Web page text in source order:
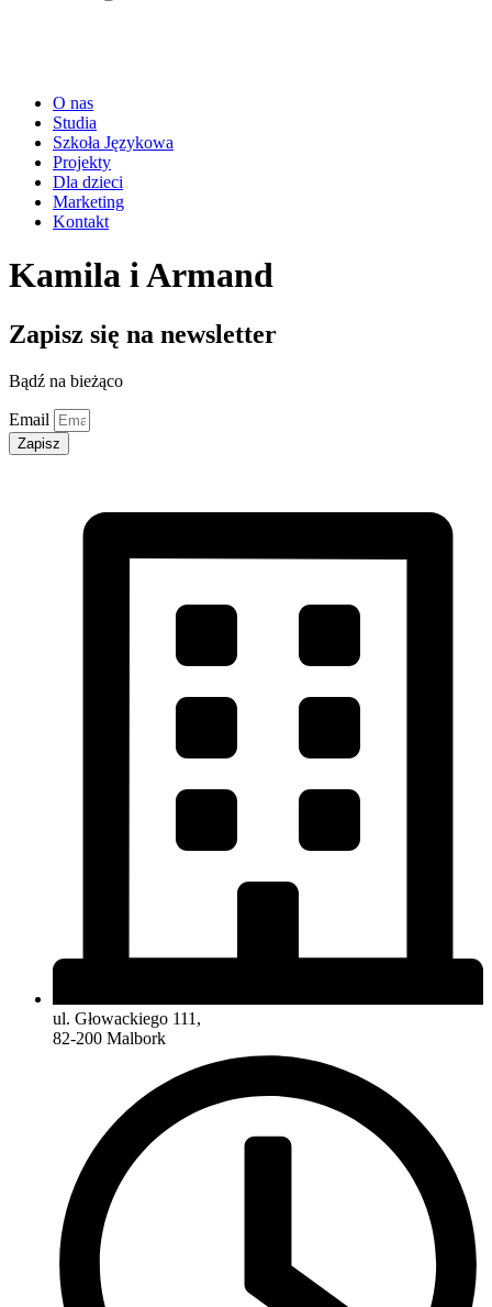
O nas
Studia
Szkoła Językowa
Projekty
Dla dzieci
Marketing
Kontakt
Kamila i Armand
Zapisz się na newsletter
Bądź na bieżąco
Email
Zapisz
ul. Głowackiego 111,
82-200 Malbork